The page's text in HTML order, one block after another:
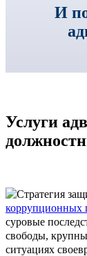
И
Услуги
коррупционных
суровые
свободы,
ситуациях